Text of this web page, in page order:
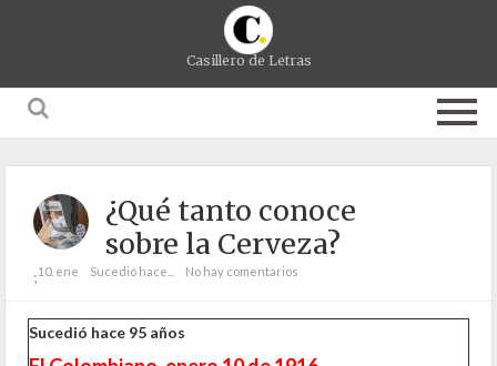
Casillero de Letras
¿Qué tanto conoce
sobre la Cerveza?
;10. ene Sucedió hace... No hay comentarios
Sucedió hace 95 años